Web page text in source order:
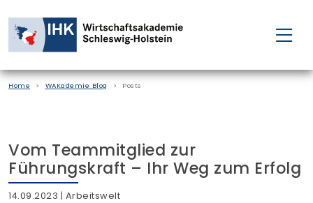
FÜR EINZELPERSONEN
FÜR UNTERNEHMEN
WAKADEMIE
Home WAKademie Blog Posts
Vom Teammitglied zur
Führungskraft – Ihr Weg zum Erfolg
14.09.2023 | Arbeitswelt